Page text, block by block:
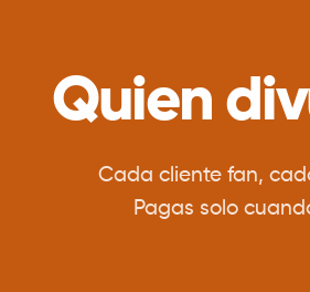
Quien
Cada cliente fan,
Pagas solo